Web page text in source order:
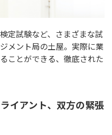
定試験など、さまざまな試
メント局の土屋。実際に業
ことができる、徹底された
イアント、双方の緊張